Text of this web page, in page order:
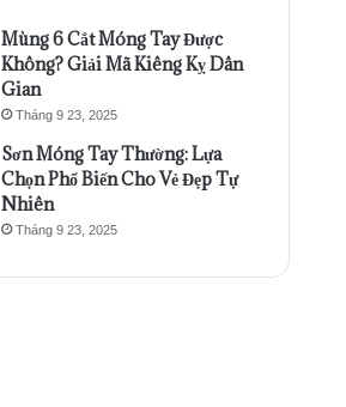
Mùng 6 Cắt Móng Tay Được
Không? Giải Mã Kiêng Kỵ Dân
Gian
Tháng 9 23, 2025
Sơn Móng Tay Thường: Lựa
Chọn Phổ Biến Cho Vẻ Đẹp Tự
Nhiên
Tháng 9 23, 2025